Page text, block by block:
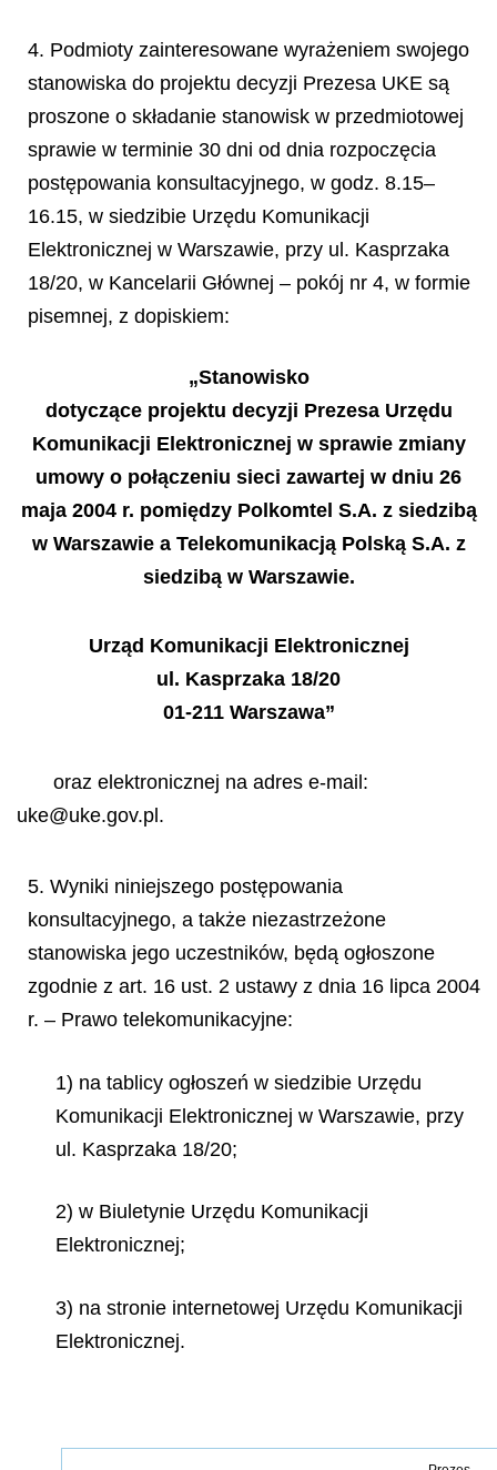
4. Podmioty zainteresowane wyrażeniem swojego
stanowiska do projektu decyzji Prezesa UKE są
proszone o składanie stanowisk w przedmiotowej
sprawie w terminie 30 dni od dnia rozpoczęcia
postępowania konsultacyjnego, w godz. 8.15–
16.15, w siedzibie Urzędu Komunikacji
Elektronicznej w Warszawie, przy ul. Kasprzaka
18/20, w Kancelarii Głównej – pokój nr 4, w formie
pisemnej, z dopiskiem:
„Stanowisko
dotyczące projektu decyzji Prezesa Urzędu
Komunikacji Elektronicznej w sprawie zmiany
umowy o połączeniu sieci zawartej w dniu 26
maja 2004 r. pomiędzy Polkomtel S.A. z siedzibą
w Warszawie a Telekomunikacją Polską S.A. z
siedzibą w Warszawie.
Urząd Komunikacji Elektronicznej
ul. Kasprzaka 18/20
01-211 Warszawa”
oraz elektronicznej na adres e-mail:
uke@uke.gov.pl.
5. Wyniki niniejszego postępowania
konsultacyjnego, a także niezastrzeżone
stanowiska jego uczestników, będą ogłoszone
zgodnie z art. 16 ust. 2 ustawy z dnia 16 lipca 2004
r. – Prawo telekomunikacyjne:
1) na tablicy ogłoszeń w siedzibie Urzędu
Komunikacji Elektronicznej w Warszawie, przy
ul. Kasprzaka 18/20;
2) w Biuletynie Urzędu Komunikacji
Elektronicznej;
3) na stronie internetowej Urzędu Komunikacji
Elektronicznej.